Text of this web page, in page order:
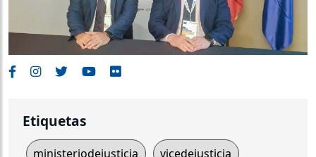
Etiquetas
ministeriodejusticia vicedejusticia